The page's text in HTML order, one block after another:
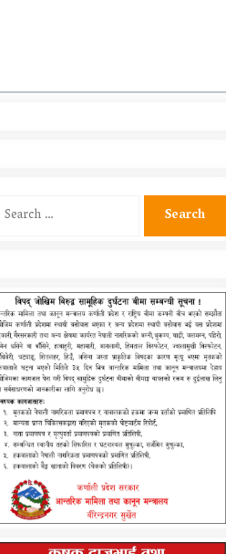
अल्पसंख्यक बालबालिका तथा
गणक
सामुदायिक विद्यालयलाई
Search